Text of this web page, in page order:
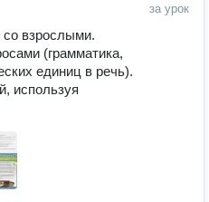
за урок
со взрослыми.
(грамматика,
единиц в речь).
используя